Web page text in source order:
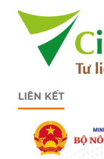
LIÊN KẾT